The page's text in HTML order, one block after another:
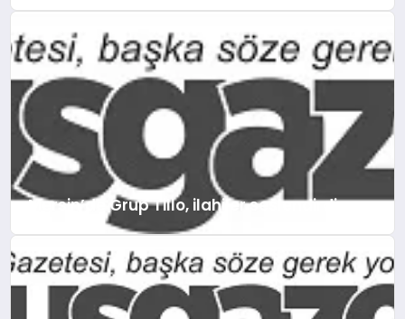
Mersin’de Grup Tillo, ilahiler seslendirdi